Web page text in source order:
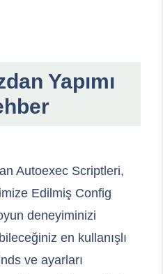
Yapımı
Autoexec Scriptleri,
Edilmiş Config
deneyiminizi
en kullanışlı
ve ayarları